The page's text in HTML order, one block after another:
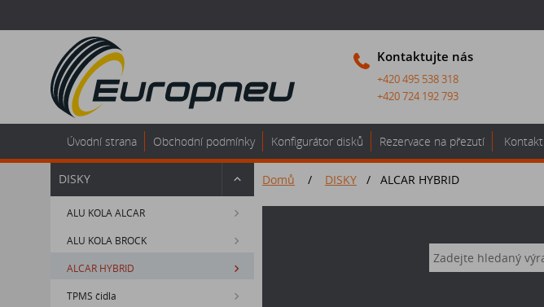
Kontaktujte nás
+420 495 538 318
+420 724 192 793
Úvodní strana Obchodní podmínky Konfigurátor disků Rezervace na přezutí Kontakt
DISKY
ALU KOLA ALCAR
ALU KOLA BROCK
ALCAR HYBRID
TPMS čidla
Domů / DISKY / ALCAR HYBRID